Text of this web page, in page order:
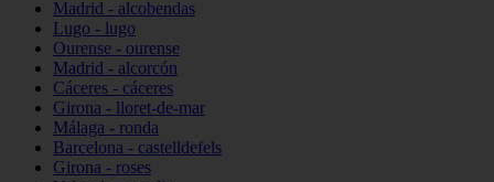
Madrid - alcobendas
Lugo - lugo
Ourense - ourense
Madrid - alcorcón
Cáceres - cáceres
Girona - lloret-de-mar
Málaga - ronda
Barcelona - castelldefels
Girona - roses